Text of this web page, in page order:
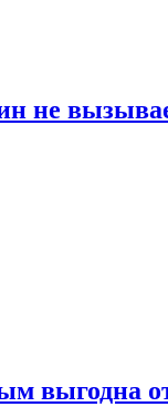
не
выгодна